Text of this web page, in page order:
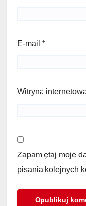
E-mail *
Witryna internetowa
Zapamiętaj moje
pisania kolejnych